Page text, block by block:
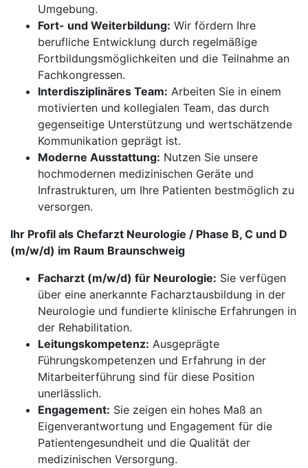
Umgebung.
Fort- und Weiterbildung: Wir fördern Ihre
berufliche Entwicklung durch regelmäßige
Fortbildungsmöglichkeiten und die Teilnahme an
Fachkongressen.
Interdisziplinäres Team: Arbeiten Sie in einem
motivierten und kollegialen Team, das durch
gegenseitige Unterstützung und wertschätzende
Kommunikation geprägt ist.
Moderne Ausstattung: Nutzen Sie unsere
hochmodernen medizinischen Geräte und
Infrastrukturen, um Ihre Patienten bestmöglich zu
versorgen.
Ihr Profil als Chefarzt Neurologie / Phase B, C und D
(m/w/d) im Raum Braunschweig
Facharzt (m/w/d) für Neurologie: Sie verfügen
über eine anerkannte Facharztausbildung in der
Neurologie und fundierte klinische Erfahrungen in
der Rehabilitation.
Leitungskompetenz: Ausgeprägte
Führungskompetenzen und Erfahrung in der
Mitarbeiterführung sind für diese Position
unerlässlich.
Engagement: Sie zeigen ein hohes Maß an
Eigenverantwortung und Engagement für die
Patientengesundheit und die Qualität der
medizinischen Versorgung.